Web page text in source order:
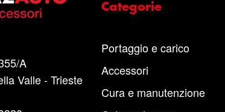
A
Valle - Trieste
Categorie
Portaggio e carico
Accessori
Cura e manutenzione